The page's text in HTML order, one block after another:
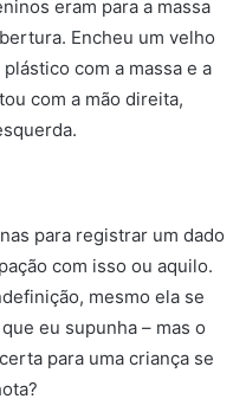
eram para a massa
Encheu um velho
com a massa e a
com a mão direita,
para registrar um dado
com isso ou aquilo.
mesmo ela se
eu supunha – mas o
para uma criança se